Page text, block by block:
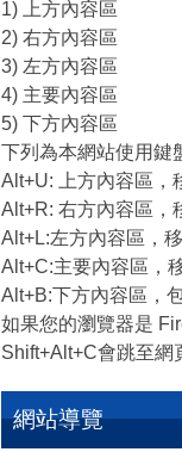
1) 上方內容區
2) 右方內容區
3) 左方內容區
4) 主要內容區
5) 下方內容區
下列為本網站使用鍵
Alt+U: 上方內容區，
Alt+R: 右方內容區，
Alt+L:左方內容區，
Alt+C:主要內容區，
Alt+B:下方內容區，
如果您的瀏覽器是
Shift+Alt+C會跳至網
網站導覽